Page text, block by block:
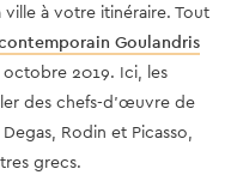
à votre itinéraire. Tout
Goulandris
octobre 2019. Ici, les
des chefs-d'œuvre de
Rodin et Picasso,
grecs.